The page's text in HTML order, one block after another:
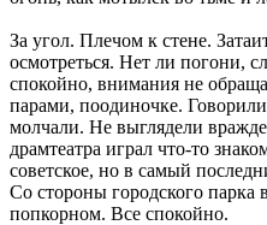
За угол. Плечом к стене.
осмотреться. Нет ли погони,
спокойно, внимания не
парами, поодиночке.
молчали. Не выглядели
драмтеатра играл что-то
советское, но в самый
Со стороны городского
попкорном. Все спокойно.